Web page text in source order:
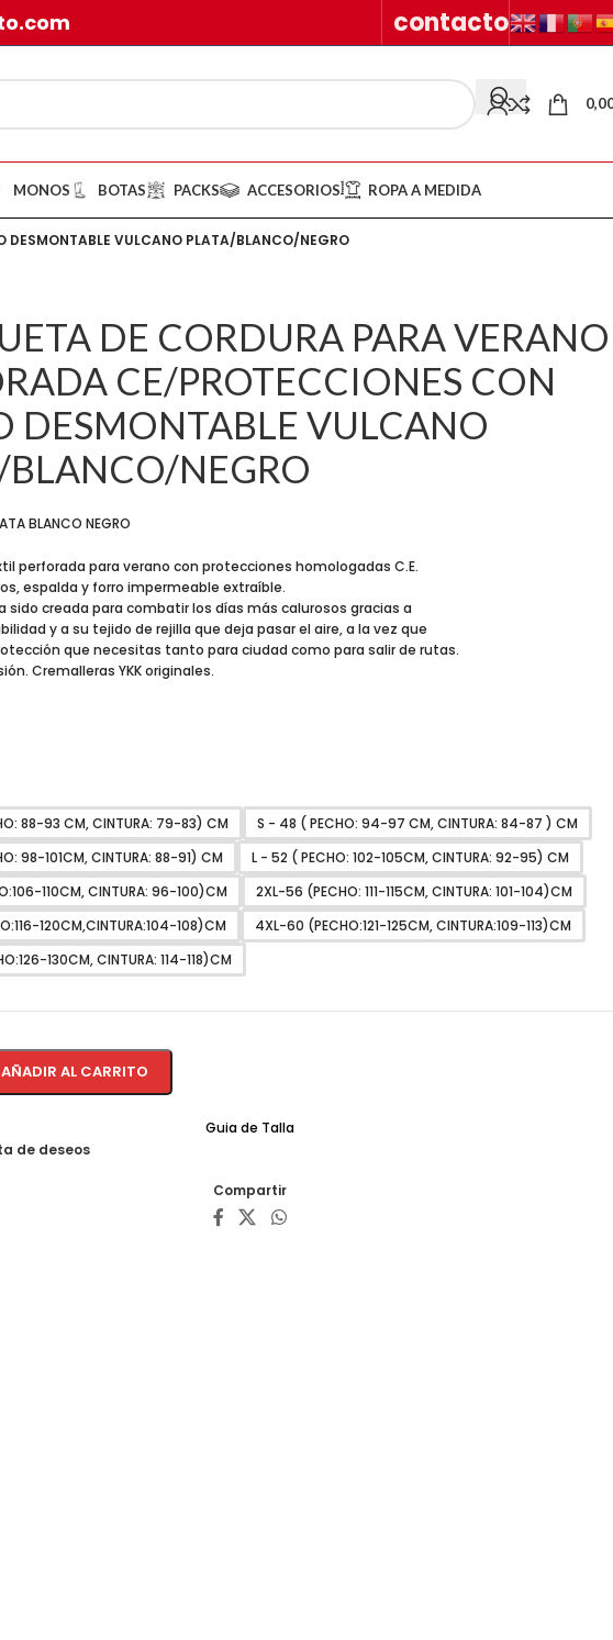
contacto
MONOS BOTAS PACKS ACCESORIOS ROPA A MEDIDA
DESMONTABLE VULCANO PLATA/BLANCO/NEGRO
DE CORDURA PARA VERANO
CE/PROTECCIONES CON
DESMONTABLE VULCANO
BLANCO/NEGRO
BLANCO NEGRO
perforada para verano con protecciones homologadas C.E.
espalda y forro impermeable extraíble.
sido creada para combatir los días más calurosos gracias a
y a su tejido de rejilla que deja pasar el aire, a la vez que
que necesitas tanto para ciudad como para salir de rutas.
Cremalleras YKK originales.
88-93 CM, CINTURA: 79-83) CM
S - 48 ( PECHO: 94-97 CM, CINTURA: 84-87 ) CM
98-101CM, CINTURA: 88-91) CM
L - 52 ( PECHO: 102-105CM, CINTURA: 92-95) CM
110CM, CINTURA: 96-100)CM
2XL-56 (PECHO: 111-115CM, CINTURA: 101-104)CM
120CM,CINTURA:104-108)CM
4XL-60 (PECHO:121-125CM, CINTURA:109-113)CM
130CM, CINTURA: 114-118)CM
AÑADIR AL CARRITO
Guia de Talla
de deseos
Compartir